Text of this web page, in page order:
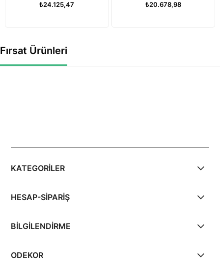
₺24.125,47 ₺20.678,98
Fırsat Ürünleri
KATEGORİLER
HESAP-SİPARİŞ
BİLGİLENDİRME
ODEKOR